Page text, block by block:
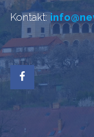
Kontakt: